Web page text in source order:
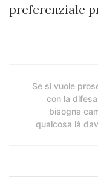
preferenziale
Se si vuole
con la
bisogna
qualcosa là